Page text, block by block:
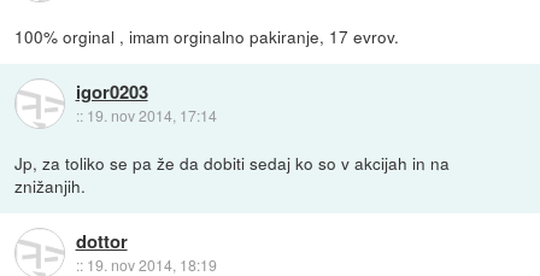
100% orginal , imam orginalno pakiranje, 17 evrov.
igor0203
:: 19. nov 2014, 17:14
Jp, za toliko se pa že da dobiti sedaj ko so v akcijah in na
znižanjih.
dottor
:: 19. nov 2014, 18:19